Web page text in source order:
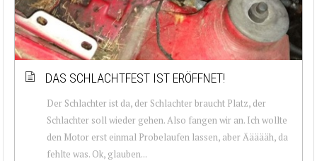
DAS SCHLACHTFEST IST ERÖFFNET!
Der Schlachter ist da, der Schlachter braucht Platz, der
Schlachter soll wieder gehen. Also fangen wir an. Ich wollte
den Motor erst einmal Probelaufen lassen, aber Äääääh, da
fehlte was. Ok, glauben...